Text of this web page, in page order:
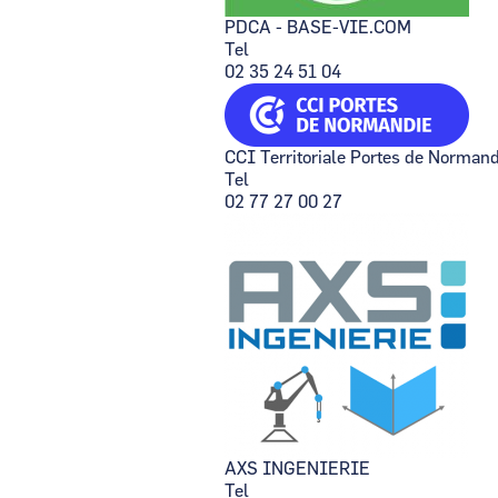
PDCA - BASE-VIE.COM
Tel
02 35 24 51 04
CCI Territoriale Portes de
Tel
02 77 27 00 27
AXS INGENIERIE
Tel